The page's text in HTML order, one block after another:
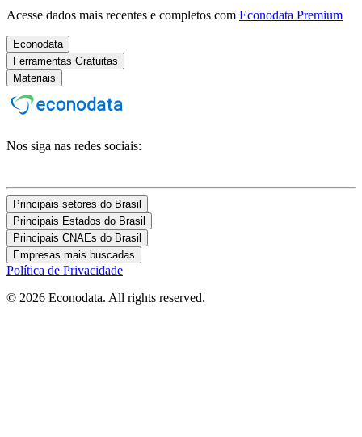
Acesse dados mais recentes e completos com Econodata Premium
Econodata
Ferramentas Gratuitas
Materiais
Nos siga nas redes sociais:
Principais setores do Brasil
Principais Estados do Brasil
Principais CNAEs do Brasil
Empresas mais buscadas
Política de Privacidade
© 2026 Econodata. All rights reserved.